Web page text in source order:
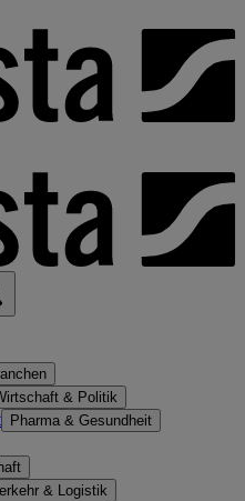
& Politik
Pharma & Gesundheit
& Logistik